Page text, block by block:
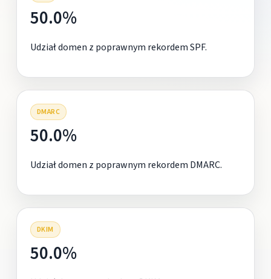
50.0%
Udział domen z poprawnym rekordem SPF.
DMARC
50.0%
Udział domen z poprawnym rekordem DMARC.
DKIM
50.0%